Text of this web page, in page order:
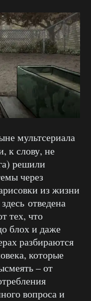
мультсериала
к слову, не
решили
через
из жизни
отведена
тех, что
блох и даже
разбираются
которые
– от
вопроса и